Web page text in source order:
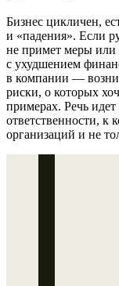
Бизнес цикличен,
и «падения». Если
не примет меры или
с ухудшением
в компании —
риски, о которых
примерах. Речь
ответственности, к
организаций и не